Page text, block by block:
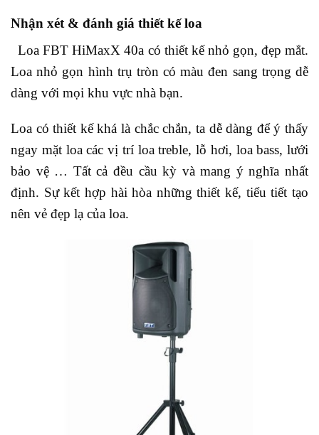
Nhận xét & đánh giá thiết kế loa
Loa FBT HiMaxX 40a có thiết kế nhỏ gọn, đẹp mắt.
Loa nhỏ gọn hình trụ tròn có màu đen sang trọng dễ
dàng với mọi khu vực nhà bạn.
Loa có thiết kế khá là chắc chắn, ta dễ dàng để ý thấy
ngay mặt loa các vị trí loa treble, lỗ hơi, loa bass, lưới
bảo vệ … Tất cả đều cầu kỳ và mang ý nghĩa nhất
định. Sự kết hợp hài hòa những thiết kế, tiểu tiết tạo
nên vẻ đẹp lạ của loa.